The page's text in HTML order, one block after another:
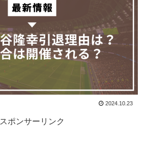
2024.10.23
スポンサーリンク